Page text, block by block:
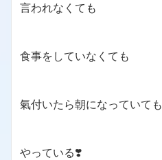
言われなくても
食事をしていなくても
氣付いたら朝になっていても
やっている❣️